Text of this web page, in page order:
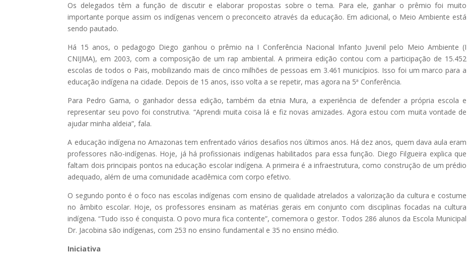
Os delegados têm a função de discutir e elaborar propostas sobre o tema. Para ele, ganhar o prêmio foi muito
importante porque assim os indígenas vencem o preconceito através da educação. Em adicional, o Meio Ambiente está
sendo pautado.
Há 15 anos, o pedagogo Diego ganhou o prêmio na I Conferência Nacional Infanto Juvenil pelo Meio Ambiente (I
CNIJMA), em 2003, com a composição de um rap ambiental. A primeira edição contou com a participação de 15.452
escolas de todos o Pais, mobilizando mais de cinco milhões de pessoas em 3.461 municípios. Isso foi um marco para a
educação indígena na cidade. Depois de 15 anos, isso volta a se repetir, mas agora na 5ª Conferência.
Para Pedro Gama, o ganhador dessa edição, também da etnia Mura, a experiência de defender a própria escola e
representar seu povo foi construtiva. “Aprendi muita coisa lá e fiz novas amizades. Agora estou com muita vontade de
ajudar minha aldeia”, fala.
A educação indígena no Amazonas tem enfrentado vários desafios nos últimos anos. Há dez anos, quem dava aula eram
professores não-indígenas. Hoje, já há profissionais indígenas habilitados para essa função. Diego Filgueira explica que
faltam dois principais pontos na educação escolar indígena. A primeira é a infraestrutura, como construção de um prédio
adequado, além de uma comunidade acadêmica com corpo efetivo.
O segundo ponto é o foco nas escolas indígenas com ensino de qualidade atrelados a valorização da cultura e costume
no âmbito escolar. Hoje, os professores ensinam as matérias gerais em conjunto com disciplinas focadas na cultura
indígena. “Tudo isso é conquista. O povo mura fica contente”, comemora o gestor. Todos 286 alunos da Escola Municipal
Dr. Jacobina são indígenas, com 253 no ensino fundamental e 35 no ensino médio.
Iniciativa